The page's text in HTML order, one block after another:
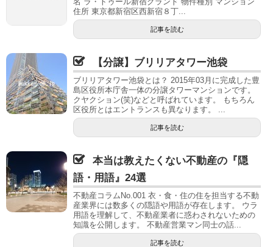
住所 東京都新宿区西新宿８丁...
記事を読む
【分譲】ブリリアタワー池袋
ブリリアタワー池袋とは？ 2015年03月に完成した豊
島区役所本庁舎一体の分譲タワーマンションです。
クヤクション(笑)などと呼ばれています。 もちろん
区役所とはエントランスも異なります。 ...
記事を読む
本当は教えたくない不動産の『隠
語・用語』24選
不動産コラムNo.001 衣・食・住の住を担当する不動
産業界には数多くの隠語や用語が存在します。 ウラ
用語を理解して、不動産業者に惑わされないための
知識を公開します。 不動産営業マン同士の話...
記事を読む